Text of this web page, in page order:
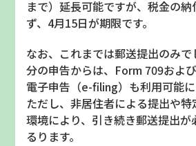
まで）延長可能ですが、税金の
ず、 4月15日が期限です。
なお、これまでは郵送提出のみで
分の申告からは、 Form 709および
電子申告（e-filing）も利用可能
ただし、非居住者による提出や
環境により、引き続き郵送提出が
るります。